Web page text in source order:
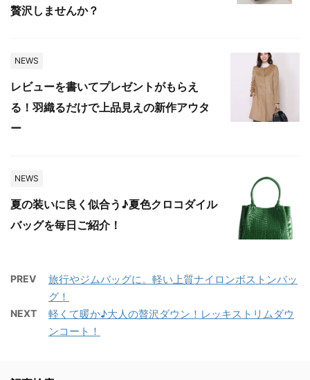
贅沢しませんか？
NEWS
レビューを書いてプレゼントがもらえ
る！羽織るだけで上品見えの新作アウタ
ー
NEWS
夏の装いに良く似合う♪夏色クロコダイル
バッグを毎日ご紹介！
PREV
旅行やジムバッグに。軽い上質ナイロンボストンバッ
グ！
NEXT
軽くて暖か♪大人の贅沢ダウン！レッキストリムダウ
ンコート！